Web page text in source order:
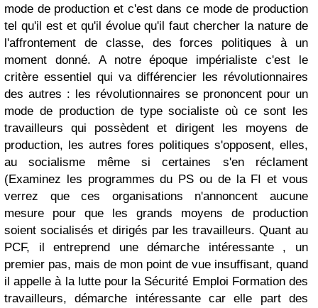
mode de production et c'est dans ce mode de production
tel qu'il est et qu'il évolue qu'il faut chercher la nature de
l'affrontement de classe, des forces politiques à un
moment donné. A notre époque impérialiste c'est le
critère essentiel qui va différencier les révolutionnaires
des autres : les révolutionnaires se prononcent pour un
mode de production de type socialiste où ce sont les
travailleurs qui possèdent et dirigent les moyens de
production, les autres fores politiques s'opposent, elles,
au socialisme même si certaines s'en réclament
(Examinez les programmes du PS ou de la FI et vous
verrez que ces organisations n'annoncent aucune
mesure pour que les grands moyens de production
soient socialisés et dirigés par les travailleurs. Quant au
PCF, il entreprend une démarche intéressante , un
premier pas, mais de mon point de vue insuffisant, quand
il appelle à la lutte pour la Sécurité Emploi Formation des
travailleurs, démarche intéressante car elle part des